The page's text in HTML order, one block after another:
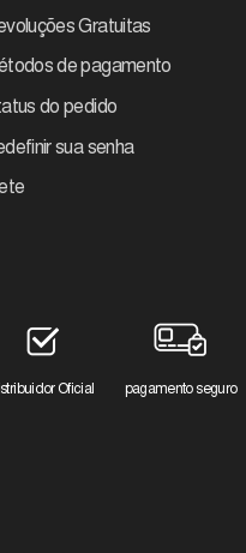
Gratuitas
de pagamento
do pedido
sua senha
Oficial pagamento seguro